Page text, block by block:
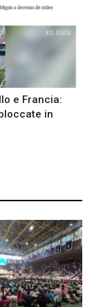
e Francia:
in